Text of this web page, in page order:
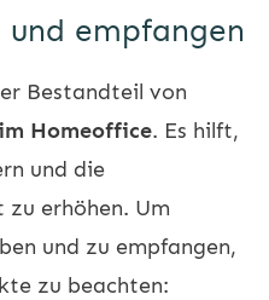
empfangen
Bestandteil von
Homeoffice. Es hilft,
und die
erhöhen. Um
und zu empfangen,
zu beachten: